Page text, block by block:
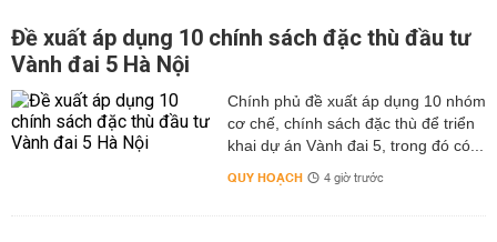
Đề xuất áp dụng 10 chính sách đặc thù đầu tư
Vành đai 5 Hà Nội
Chính phủ đề xuất áp dụng 10 nhóm
cơ chế, chính sách đặc thù để triển
khai dự án Vành đai 5, trong đó có...
QUY HOẠCH 4 giờ trước